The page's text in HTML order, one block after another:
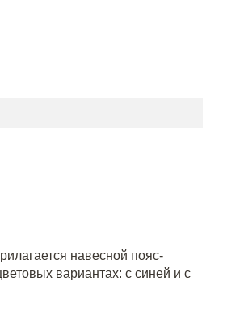
навесной пояс-
вариантах: с синей и с